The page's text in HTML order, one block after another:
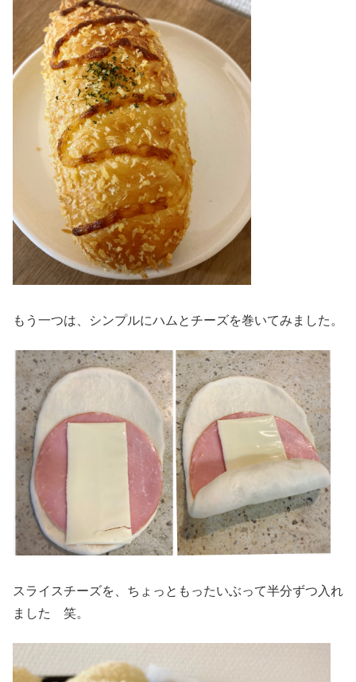
もう一つは、シンプルにハムとチーズを巻いてみました。
スライスチーズを、ちょっともったいぶって半分ずつ入れ
ました 笑。